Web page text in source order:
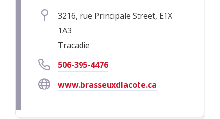
3216, rue Principale Street, E1X
1A3
Tracadie
506-395-4476
www.brasseuxdlacote.ca